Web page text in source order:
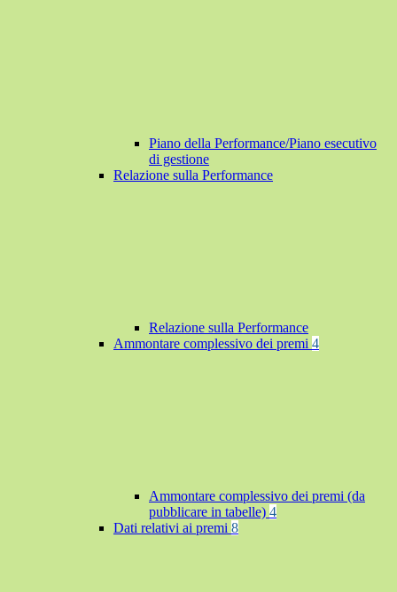
Piano della Performance/Piano esecutivo
di gestione
Relazione sulla Performance
Relazione sulla Performance
Ammontare complessivo dei premi 4
Ammontare complessivo dei premi (da
pubblicare in tabelle) 4
Dati relativi ai premi 8